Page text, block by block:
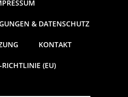
g
& DATENSCHUTZ
KONTAKT
(EU)